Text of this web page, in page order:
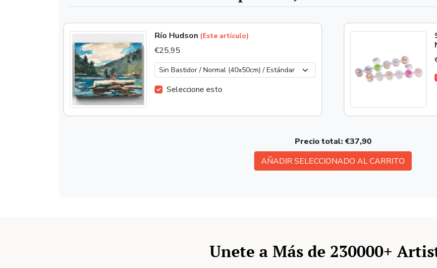
Río Hudson (Este artículo)
€25,95
Seleccione esto
Precio total:€37,90
AÑADIR SELECCIONADO AL CARRITO
Unete a Más de 230000+